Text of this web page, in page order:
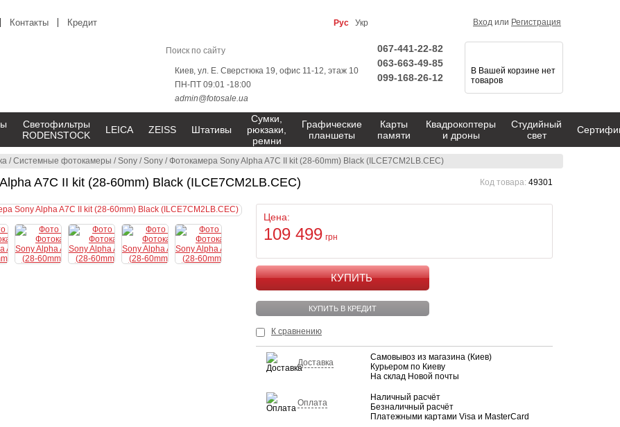
/Системные фотокамеры /Sony /Sony /Фотокамера Sony Alpha A7C II kit (28-60mm) Black (ILCE7CM2LB.CEC)
A7C II kit (28-60mm) Black (ILCE7CM2LB.CEC) Код товара: 49301
Цена:
109 499 грн
КУПИТЬ
КУПИТЬ В КРЕДИТ
К сравнению
Доставка
Самовывоз из магазина (Киев)
Курьером по Киеву
На склад Новой почты
Оплата
Наличный расчёт
Безналичный расчёт
Платежными картами Visa и MasterCard
Контакты Кредит Рус Укр Вход или Регистрация
Киев, ул. Е. Сверстюка 19, офис 11-12, этаж 10
ПН-ПТ 09:01 -18:00
admin@fotosale.ua
067-441-22-82
063-663-49-85
099-168-26-12
В Вашей корзине нет
товаров
Светофильтры
RODENSTOCK
LEICA ZEISS Штативы
Сумки,
рюкзаки,
ремни
Графические
планшеты
Карты
памяти
Квадрокоптеры
и дроны
Студийный
свет